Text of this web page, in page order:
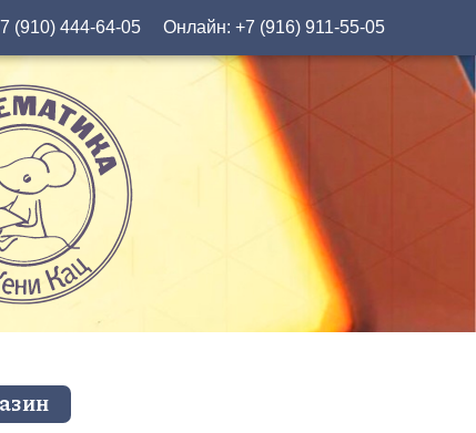
(910) 444-64-05 Онлайн:+7 (916) 911-55-05